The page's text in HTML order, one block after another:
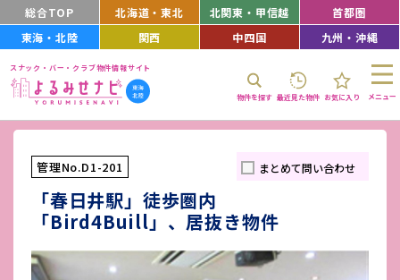
総合TOP 北海道・東北 北関東・甲信越
首都圏
東海・北陸
関西 中四国 九州・沖縄
スナック・バー・クラブ物件情報サイト
物件を探す 最近見た物件 お気に入り メニュー
管理No.D1-201 まとめて問い合わせ
「春日井駅」徒歩圏内
「Bird4Buill」、居抜き物件